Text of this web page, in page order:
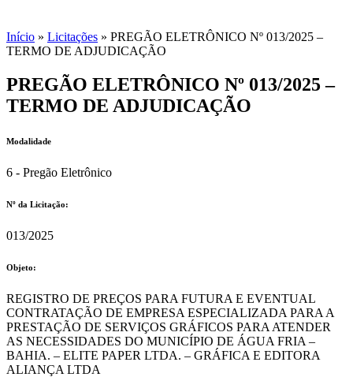
Início » Licitações » PREGÃO ELETRÔNICO Nº 013/2025 –
TERMO DE ADJUDICAÇÃO
PREGÃO ELETRÔNICO Nº 013/2025 –
TERMO DE ADJUDICAÇÃO
Modalidade
6 - Pregão Eletrônico
Nº da Licitação: ​​
013/2025
Objeto:
REGISTRO DE PREÇOS PARA FUTURA E EVENTUAL
CONTRATAÇÃO DE EMPRESA ESPECIALIZADA PARA A
PRESTAÇÃO DE SERVIÇOS GRÁFICOS PARA ATENDER
AS NECESSIDADES DO MUNICÍPIO DE ÁGUA FRIA –
BAHIA. – ELITE PAPER LTDA. – GRÁFICA E EDITORA
ALIANÇA LTDA